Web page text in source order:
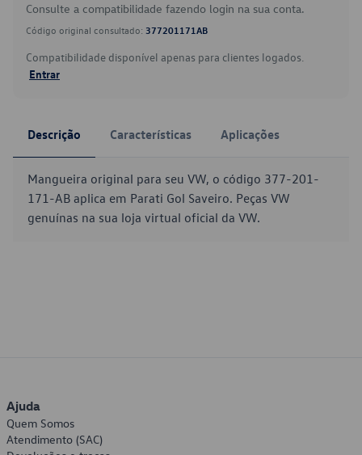
Consulte a compatibilidade fazendo login na sua conta.
Código original consultado: 377201171AB
Compatibilidade disponível apenas para clientes logados.
Entrar
Descrição Características Aplicações
Mangueira original para seu VW, o código 377-201-
171-AB aplica em Parati Gol Saveiro. Peças VW
genuínas na sua loja virtual oficial da VW.
Ajuda
Quem Somos
Atendimento (SAC)